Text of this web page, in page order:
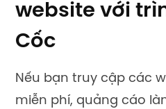
website với
Cốc
Nếu bạn truy cập các
miễn phí, quảng cáo